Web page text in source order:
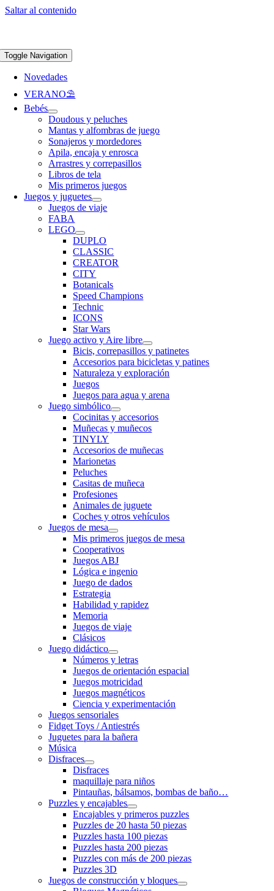
Saltar al contenido
Toggle Navigation
Novedades
VERANO⛱️​
Bebés
Doudous y peluches
Mantas y alfombras de juego
Sonajeros y mordedores
Apila, encaja y enrosca
Arrastres y correpasillos
Libros de tela
Mis primeros juegos
Juegos y juguetes
Juegos de viaje
FABA
LEGO
DUPLO
CLASSIC
CREATOR
CITY
Botanicals
Speed Champions
Technic
ICONS
Star Wars
Juego activo y Aire libre
Bicis, correpasillos y patinetes
Accesorios para bicicletas y patines
Naturaleza y exploración
Juegos
Juegos para agua y arena
Juego simbólico
Cocinitas y accesorios
Muñecas y muñecos
TINYLY
Accesorios de muñecas
Marionetas
Peluches
Casitas de muñeca
Profesiones
Animales de juguete
Coches y otros vehículos
Juegos de mesa
Mis primeros juegos de mesa
Cooperativos
Juegos ABJ
Lógica e ingenio
Juego de dados
Estrategia
Habilidad y rapidez
Memoria
Juegos de viaje
Clásicos
Juego didáctico
Números y letras
Juegos de orientación espacial
Juegos motricidad
Juegos magnéticos
Ciencia y experimentación
Juegos sensoriales
Fidget Toys / Antiestrés
Juguetes para la bañera
Música
Disfraces
Disfraces
maquillaje para niños
Pintauñas, bálsamos, bombas de baño…
Puzzles y encajables
Encajables y primeros puzzles
Puzzles de 20 hasta 50 piezas
Puzzles hasta 100 piezas
Puzzles hasta 200 piezas
Puzzles con más de 200 piezas
Puzzles 3D
Juegos de construcción y bloques